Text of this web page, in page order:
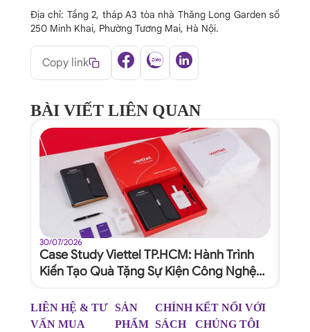
Địa chỉ: Tầng 2, tháp A3 tòa nhà Thăng Long Garden số
250 Minh Khai, Phường Tương Mai, Hà Nội.
Copy link
BÀI VIẾT LIÊN QUAN
30/07/2026
Case Study Viettel TP.HCM: Hành Trình
Kiến Tạo Quà Tặng Sự Kiện Công Nghệ
LIÊN HỆ & TƯ
VẤN MUA
SẢN
PHẨM
CHÍNH
SÁCH
KẾT NỐI VỚI
CHÚNG TÔI